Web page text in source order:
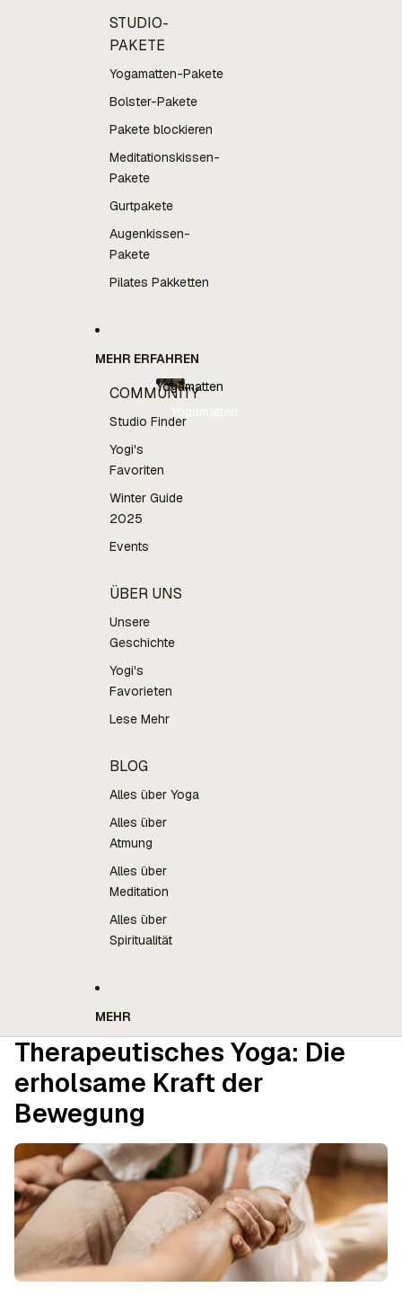
STUDIO-
PAKETE
Yogamatten-Pakete
Bolster-Pakete
Pakete blockieren
Meditationskissen-
Pakete
Gurtpakete
Augenkissen-
Pakete
Pilates Pakketten
MEHR ERFAHREN
COMMUNITY
Studio Finder
Yogi's
Favoriten
Winter Guide
2025
Events
ÜBER UNS
Unsere
Geschichte
Yogi's
Favorieten
Lese Mehr
BLOG
Alles über Yoga
Alles über
Atmung
Alles über
Meditation
Alles über
Spiritualität
Yogamatten
MEHR
Therapeutisches Yoga: Die
erholsame Kraft der
Bewegung